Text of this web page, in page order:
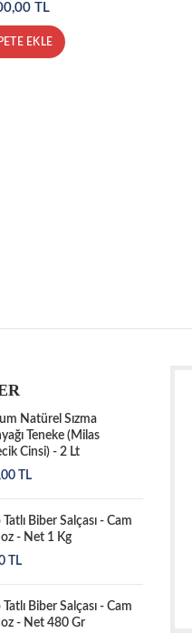
TL
EKLE
Natürel Sızma
Teneke (Milas
Cinsi) - 2 Lt
TL
Biber Salçası - Cam
- Net 1 Kg
TL
Biber Salçası - Cam
- Net 480 Gr